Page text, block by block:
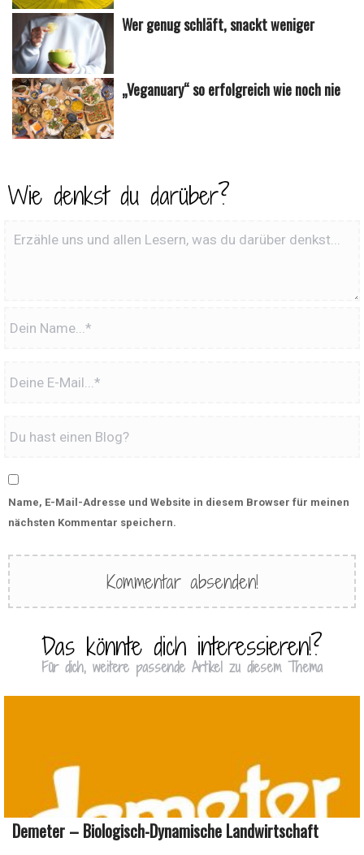
Wer genug schläft, snackt weniger
„Veganuary“ so erfolgreich wie noch nie
Wie denkst du darüber?
Name, E-Mail-Adresse und Website in diesem Browser für meinen
nächsten Kommentar speichern.
Das könnte dich interessieren!?
Für dich, weitere passende Artikel zu diesem Thema
Demeter – Biologisch-Dynamische Landwirtschaft